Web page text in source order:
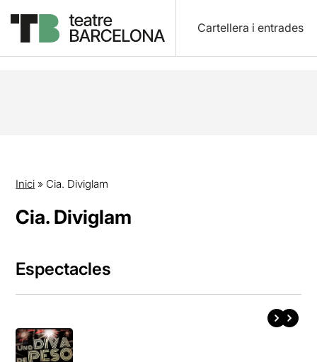
Cartellera i entrades
Inici » Cia. Diviglam
Cia. Diviglam
Espectacles